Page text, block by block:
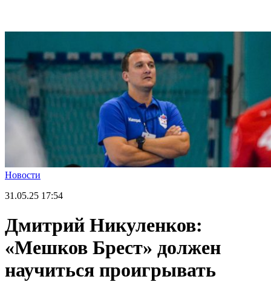
Новости
31.05.25 17:54
Дмитрий Никуленков:
«Мешков Брест» должен
научиться проигрывать